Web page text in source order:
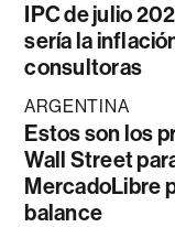
IPC de julio
sería la
consultoras
ARGENTINA
Estos son los
Wall Street
MercadoLibre
balance